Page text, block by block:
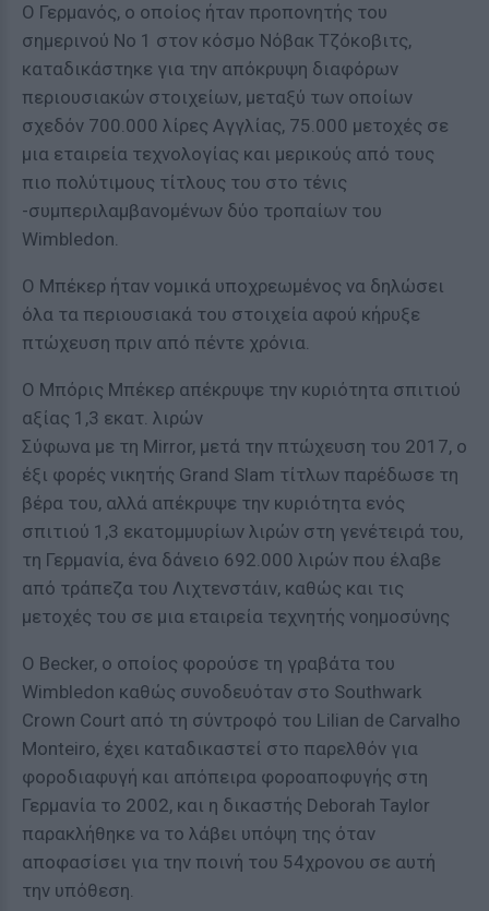
Ο Γερμανός, ο οποίος ήταν προπονητής του
σημερινού Νο 1 στον κόσμο Νόβακ Τζόκοβιτς,
καταδικάστηκε για την απόκρυψη διαφόρων
περιουσιακών στοιχείων, μεταξύ των οποίων
σχεδόν 700.000 λίρες Αγγλίας, 75.000 μετοχές σε
μια εταιρεία τεχνολογίας και μερικούς από τους
πιο πολύτιμους τίτλους του στο τένις
-συμπεριλαμβανομένων δύο τροπαίων του
Wimbledon.
Ο Μπέκερ ήταν νομικά υποχρεωμένος να δηλώσει
όλα τα περιουσιακά του στοιχεία αφού κήρυξε
πτώχευση πριν από πέντε χρόνια.
Ο Μπόρις Μπέκερ απέκρυψε την κυριότητα σπιτιού
αξίας 1,3 εκατ. λιρών
Σύφωνα με τη Mirror, μετά την πτώχευση του 2017, ο
έξι φορές νικητής Grand Slam τίτλων παρέδωσε τη
βέρα του, αλλά απέκρυψε την κυριότητα ενός
σπιτιού 1,3 εκατομμυρίων λιρών στη γενέτειρά του,
τη Γερμανία, ένα δάνειο 692.000 λιρών που έλαβε
από τράπεζα του Λιχτενστάιν, καθώς και τις
μετοχές του σε μια εταιρεία τεχνητής νοημοσύνης
Ο Becker, ο οποίος φορούσε τη γραβάτα του
Wimbledon καθώς συνοδευόταν στο Southwark
Crown Court από τη σύντροφό του Lilian de Carvalho
Monteiro, έχει καταδικαστεί στο παρελθόν για
φοροδιαφυγή και απόπειρα φοροαποφυγής στη
Γερμανία το 2002, και η δικαστής Deborah Taylor
παρακλήθηκε να το λάβει υπόψη της όταν
αποφασίσει για την ποινή του 54χρονου σε αυτή
την υπόθεση.